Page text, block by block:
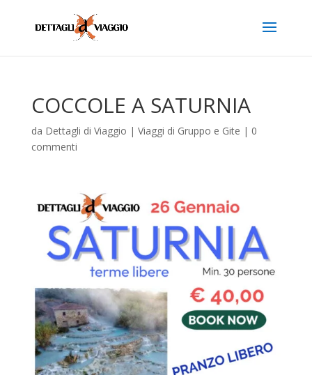
COCCOLE A SATURNIA
da Dettagli di Viaggio | Viaggi di Gruppo e Gite | 0
commenti